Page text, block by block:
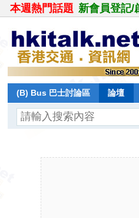
本週熱門話題 新會員登記/
(B) Bus 巴士討論區 論壇